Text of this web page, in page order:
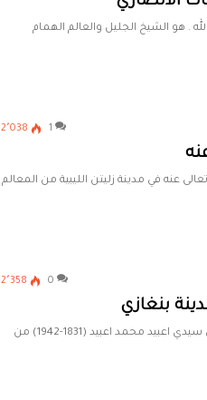
. هو الشيخ الجليل والعالم الهمام
1 2٬038
عنه في مدينة زليتن الليبية من المعالم
0 2٬358
بنغازي
أهل البيت في ليبيا الفقيه الشريف العلامة المربي سيدي اعبيد محمد اعبيد (1831-1942) من